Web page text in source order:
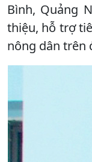
Bình, Quảng
thiệu, hỗ trợ
nông dân trên